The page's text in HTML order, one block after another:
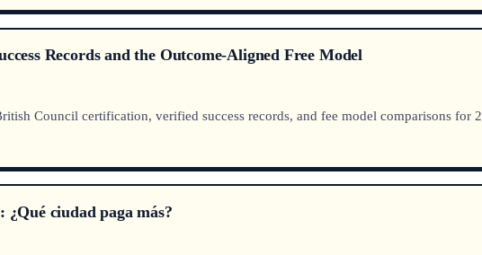
Records and the Outcome-Aligned Free Model
Council certification, verified success records, and fee model comparisons for
¿Qué ciudad paga más?